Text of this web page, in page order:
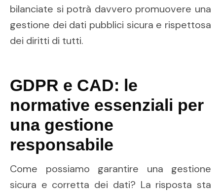
bilanciate si potrà davvero promuovere una
gestione dei dati pubblici sicura e rispettosa
dei diritti di tutti.
GDPR e CAD: le
normative essenziali per
una gestione
responsabile
Come possiamo garantire una
gestione
sicura e corretta dei dati? La risposta sta